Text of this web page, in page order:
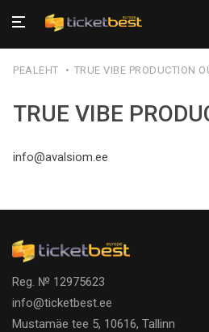
PEALEHT TRUE VIBE PRODUCTION
TRUE VIBE
info@avalsiom.ee
Reg. № 12975623
info@ticketbest.ee
Mustamäe tee 5, 10616, Tallinn